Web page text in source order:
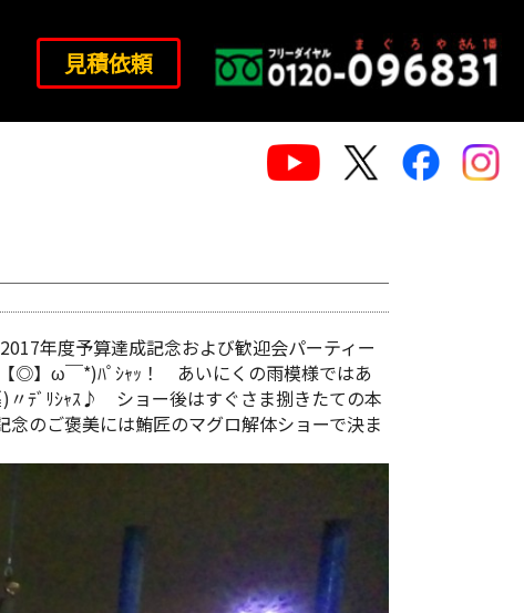
見積依頼
年度予算達成記念および歓迎会パーティー
】ω￣*)ﾊﾟｼｬｯ！ あいにくの雨模様ではあ
ﾃﾞﾘｼｬｽ♪ ショー後はすぐさま捌きたての本
ご褒美には鮪匠のマグロ解体ショーで決ま